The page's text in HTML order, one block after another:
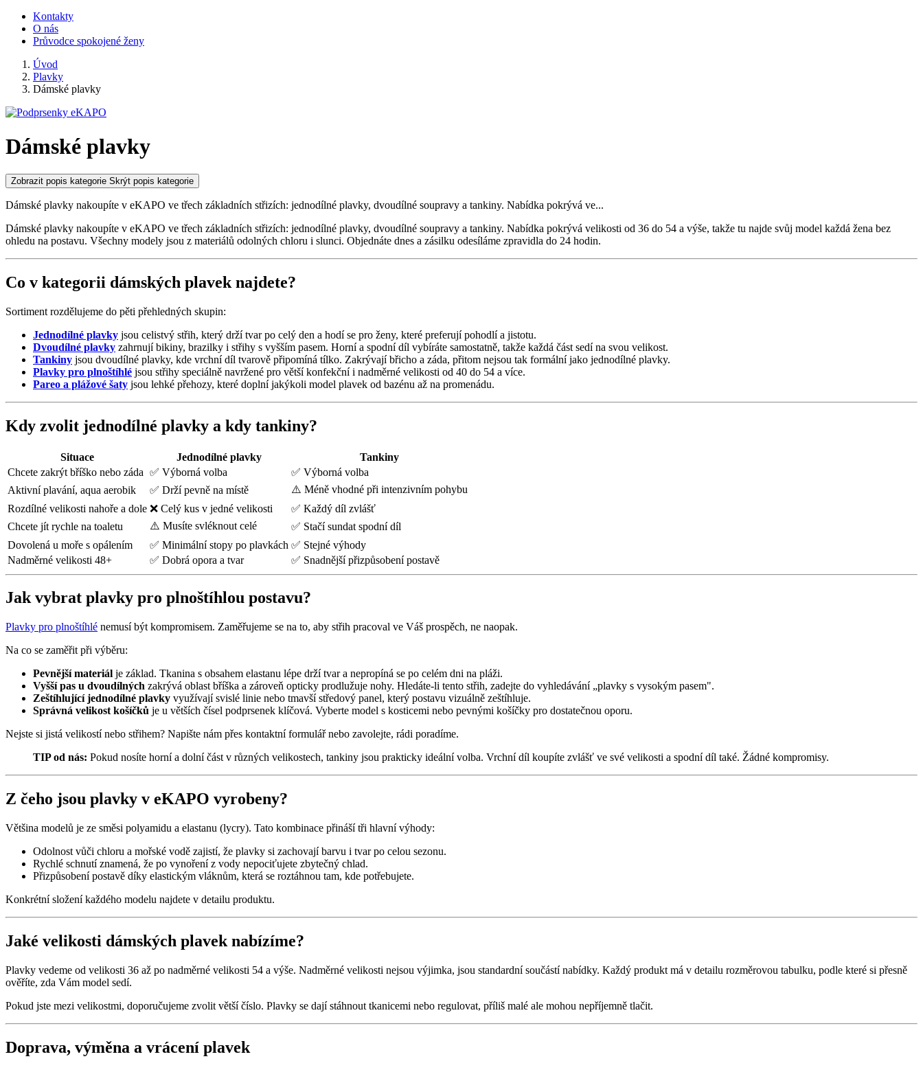
Kontakty
O nás
Průvodce spokojené ženy
Úvod
Plavky
Dámské plavky
Dámské plavky
Zobrazit popis kategorie Skrýt popis kategorie
Dámské plavky nakoupíte v eKAPO ve třech základních střizích: jednodílné plavky, dvoudílné soupravy a tankiny. Nabídka pokrývá ve...
Dámské plavky nakoupíte v eKAPO ve třech základních střizích: jednodílné plavky, dvoudílné soupravy a tankiny. Nabídka pokrývá velikosti od 36 do 54 a výše, takže tu najde svůj model každá žena bez
ohledu na postavu. Všechny modely jsou z materiálů odolných chloru i slunci. Objednáte dnes a zásilku odesíláme zpravidla do 24 hodin.
Co v kategorii dámských plavek najdete?
Sortiment rozdělujeme do pěti přehledných skupin:
Jednodílné plavky jsou celistvý střih, který drží tvar po celý den a hodí se pro ženy, které preferují pohodlí a jistotu.
Dvoudílné plavky zahrnují bikiny, brazilky i střihy s vyšším pasem. Horní a spodní díl vybíráte samostatně, takže každá část sedí na svou velikost.
Tankiny jsou dvoudílné plavky, kde vrchní díl tvarově připomíná tílko. Zakrývají břicho a záda, přitom nejsou tak formální jako jednodílné plavky.
Plavky pro plnoštíhlé jsou střihy speciálně navržené pro větší konfekční i nadměrné velikosti od 40 do 54 a více.
Pareo a plážové šaty jsou lehké přehozy, které doplní jakýkoli model plavek od bazénu až na promenádu.
Kdy zvolit jednodílné plavky a kdy tankiny?
Situace Jednodílné plavky
Tankiny
Chcete zakrýt bříško nebo záda ✅ Výborná volba
✅ Výborná volba
Aktivní plavání, aqua aerobik
✅ Drží pevně na místě
⚠️ Méně vhodné při intenzivním pohybu
Rozdílné velikosti nahoře a dole ❌ Celý kus v jedné velikosti
✅ Každý díl zvlášť
Chcete jít rychle na toaletu
⚠️ Musíte svléknout celé
✅ Stačí sundat spodní díl
Dovolená u moře s opálením
✅ Minimální stopy po plavkách ✅ Stejné výhody
Nadměrné velikosti 48+
✅ Dobrá opora a tvar ✅ Snadnější přizpůsobení postavě
Jak vybrat plavky pro plnoštíhlou postavu?
Plavky pro plnoštíhlé nemusí být kompromisem. Zaměřujeme se na to, aby střih pracoval ve Váš prospěch, ne naopak.
Na co se zaměřit při výběru:
Pevnější materiál je základ. Tkanina s obsahem elastanu lépe drží tvar a nepropíná se po celém dni na pláži.
Vyšší pas u dvoudílných zakrývá oblast bříška a zároveň opticky prodlužuje nohy. Hledáte-li tento střih, zadejte do vyhledávání „plavky s vysokým pasem".
Zeštíhlující jednodílné plavky využívají svislé linie nebo tmavší středový panel, který postavu vizuálně zeštíhluje.
Správná velikost košíčků je u větších čísel podprsenek klíčová. Vyberte model s kosticemi nebo pevnými košíčky pro dostatečnou oporu.
Nejste si jistá velikostí nebo střihem? Napište nám přes kontaktní formulář nebo zavolejte, rádi poradíme.
TIP od nás: Pokud nosíte horní a dolní část v různých velikostech, tankiny jsou prakticky ideální volba. Vrchní díl koupíte zvlášť ve své velikosti a spodní díl také. Žádné kompromisy.
Z čeho jsou plavky v eKAPO vyrobeny?
Většina modelů je ze směsi polyamidu a elastanu (lycry). Tato kombinace přináší tři hlavní výhody:
Odolnost vůči chloru a mořské vodě zajistí, že plavky si zachovají barvu i tvar po celou sezonu.
Rychlé schnutí znamená, že po vynoření z vody nepociťujete zbytečný chlad.
Přizpůsobení postavě díky elastickým vláknům, která se roztáhnou tam, kde potřebujete.
Konkrétní složení každého modelu najdete v detailu produktu.
Jaké velikosti dámských plavek nabízíme?
Plavky vedeme od velikosti 36 až po nadměrné velikosti 54 a výše. Nadměrné velikosti nejsou výjimka, jsou standardní součástí nabídky. Každý produkt má v detailu rozměrovou tabulku, podle které si přesně
ověříte, zda Vám model sedí.
Pokud jste mezi velikostmi, doporučujeme zvolit větší číslo. Plavky se dají stáhnout tkanicemi nebo regulovat, příliš malé ale mohou nepříjemně tlačit.
Doprava, výměna a vrácení plavek